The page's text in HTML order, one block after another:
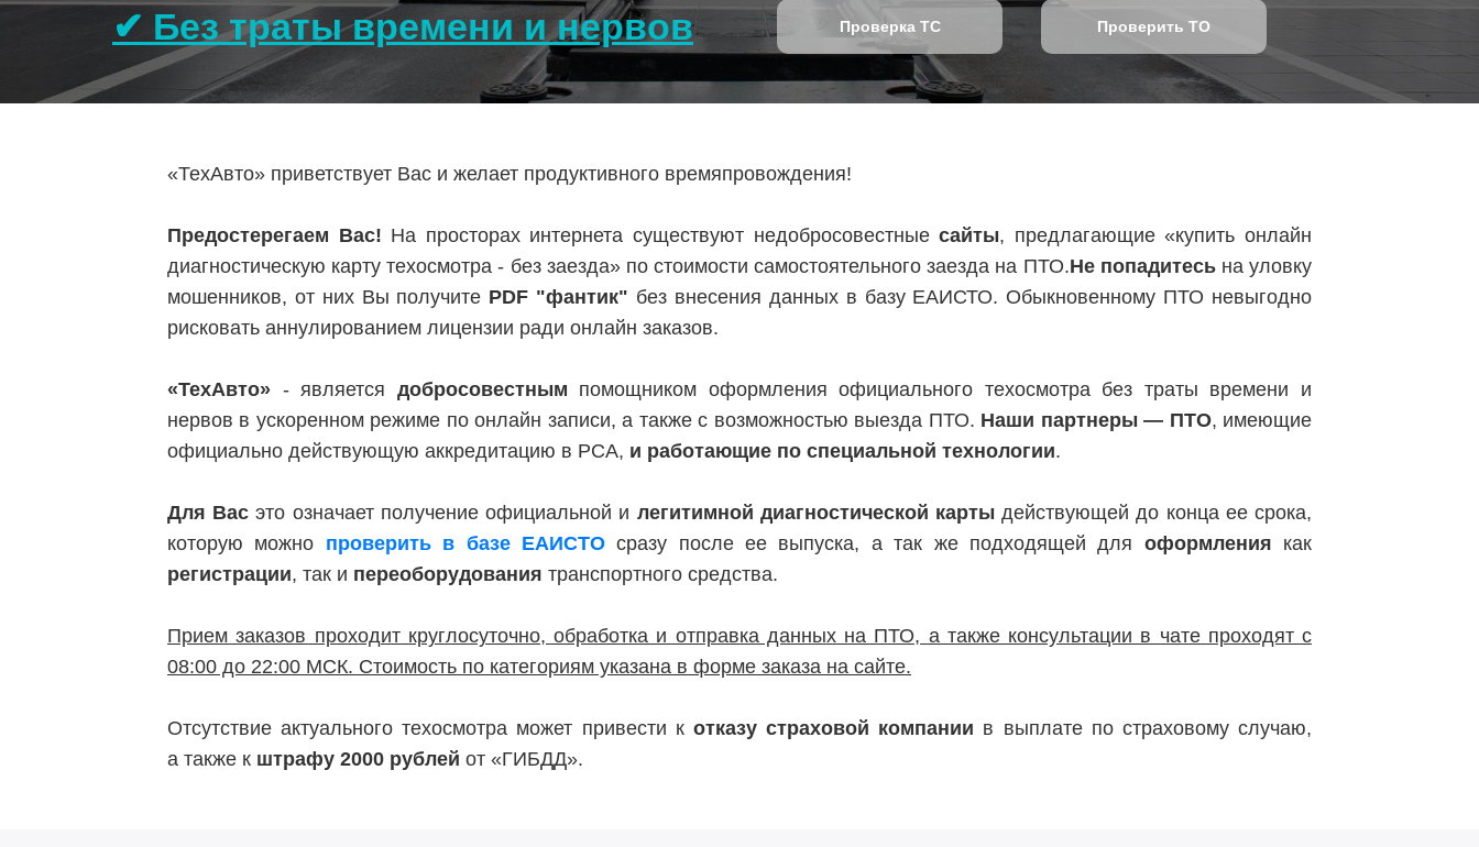
✔ Без траты времени и нервов
Проверка ТС Проверить ТО
«ТехАвто» приветствует Вас и желает продуктивного времяпровождения!
Предостерегаем Вас! На просторах интернета существуют недобросовестныесайты, предлагающие «купить онлайн
диагностическую карту техосмотра - без заезда» по стоимости самостоятельного заезда на ПТО.Не попадитесьна уловку
мошенников, от них Вы получите PDF "фантик" без внесения данных в базу ЕАИСТО. Обыкновенному ПТО невыгодно
рисковать аннулированием лицензии ради онлайн заказов.
«ТехАвто» - является добросовестным помощником оформления официального техосмотра без траты времени и
нервов в ускоренном режиме по онлайн записи, а также с возможностью выезда ПТО. Наши партнеры — ПТО, имеющие
официально действующую аккредитацию в РСА, и работающие по специальной технологии.
Для Вас это означает получение официальной и легитимной диагностической карты действующей до конца ее срока,
которую можно проверить в базе ЕАИСТОсразу после ее выпуска, а так же подходящей для оформления как
регистрации, так и переоборудования транспортного средства.
Прием заказов проходит круглосуточно, обработка и отправка данных на ПТО, а также консультации в чате проходят с
08:00 до 22:00 МСК. Стоимость по категориям указана в форме заказа на сайте.
Отсутствие актуального техосмотра может привести к отказу страховой компании в выплате по страховому случаю,
а также к штрафу 2000 рублей от «ГИБДД».